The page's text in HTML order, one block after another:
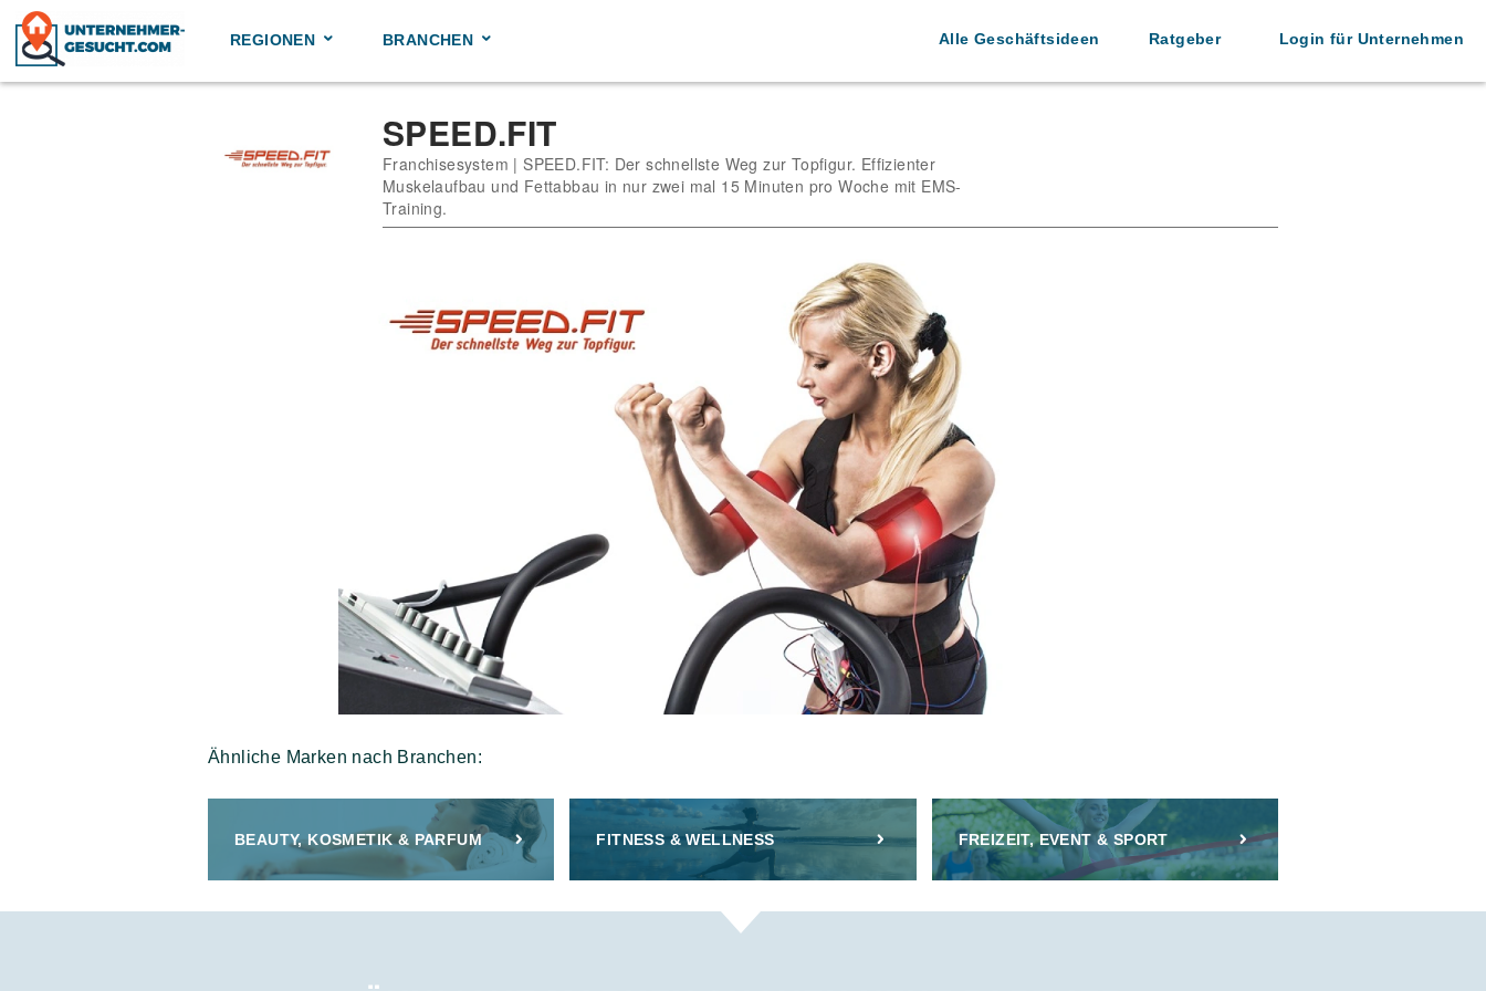
Skip
content
REGIONEN BRANCHEN Alle Geschäftsideen Ratgeber Login für Unternehmen
SPEED.FIT
Franchisesystem | SPEED.FIT: Der schnellste Weg zur Topfigur. Effizienter
Muskelaufbau und Fettabbau in nur zwei mal 15 Minuten pro Woche mit EMS-
Training.
Ähnliche Marken nach Branchen:
BEAUTY, KOSMETIK & PARFUM FITNESS & WELLNESS FREIZEIT, EVENT & SPORT